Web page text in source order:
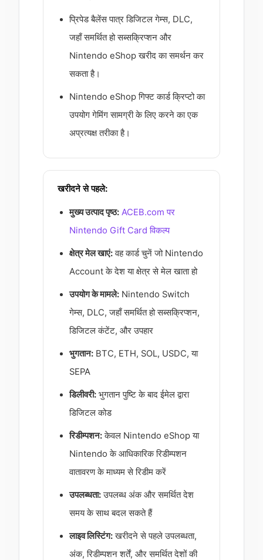
प्रिपेड बैलेंस पात्र डिजिटल गेम्स, DLC,
जहाँ समर्थित हो सब्सक्रिप्शन और
Nintendo eShop खरीद का समर्थन कर
सकता है।
Nintendo eShop गिफ्ट कार्ड क्रिप्टो का
उपयोग गेमिंग सामग्री के लिए करने का एक
अप्रत्यक्ष तरीका है।
खरीदने से पहले:
मुख्य उत्पाद पृष्ठ: ACEB.com पर
Nintendo Gift Card विकल्प
क्षेत्र मेल खाएं:वह कार्ड चुनें जो Nintendo
Account के देश या क्षेत्र से मेल खाता हो
उपयोग के मामले: Nintendo Switch
गेम्स, DLC, जहाँ समर्थित हो सब्सक्रिप्शन,
डिजिटल कंटेंट, और उपहार
भुगतान: BTC, ETH, SOL, USDC, या
SEPA
डिलीवरी: भुगतान पुष्टि के बाद ईमेल द्वारा
डिजिटल कोड
रिडीम्पशन:केवल Nintendo eShop या
Nintendo के आधिकारिक रिडीम्पशन
वातावरण के माध्यम से रिडीम करें
उपलब्धता:उपलब्ध अंक और समर्थित देश
समय के साथ बदल सकते हैं
लाइव लिस्टिंग:खरीदने से पहले उपलब्धता,
अंक, रिडीम्पशन शर्तें, और समर्थित देशों की